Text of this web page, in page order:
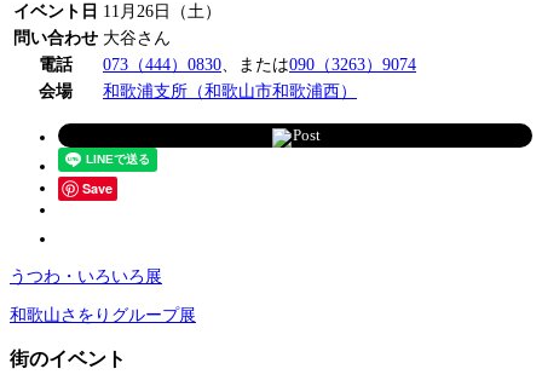
イベント日 11月26日（土）
問い合わせ 大谷さん
電話
073（444）0830 、または090（3263）9074
会場
和歌浦支所（和歌山市和歌浦西）
Post
Save
うつわ・いろいろ展
和歌山さをりグループ展
街のイベント